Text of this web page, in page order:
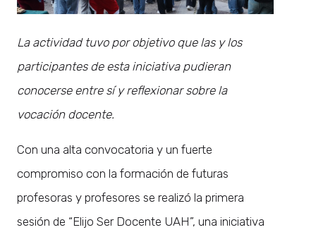
La actividad tuvo por objetivo que las y los
participantes de esta iniciativa pudieran
conocerse entre sí y reflexionar sobre la
vocación docente.
Con una alta convocatoria y un fuerte
compromiso con la formación de futuras
profesoras y profesores se realizó la primera
sesión de “Elijo Ser Docente UAH”, una iniciativa